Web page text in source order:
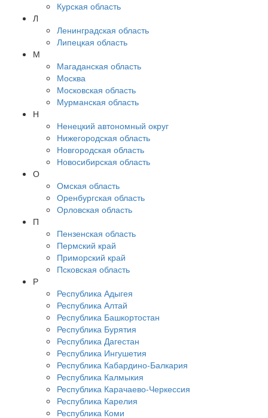
Курская область
Л
Ленинградская область
Липецкая область
М
Магаданская область
Москва
Московская область
Мурманская область
Н
Ненецкий автономный округ
Нижегородская область
Новгородская область
Новосибирская область
О
Омская область
Оренбургская область
Орловская область
П
Пензенская область
Пермский край
Приморский край
Псковская область
Р
Республика Адыгея
Республика Алтай
Республика Башкортостан
Республика Бурятия
Республика Дагестан
Республика Ингушетия
Республика Кабардино-Балкария
Республика Калмыкия
Республика Карачаево-Черкессия
Республика Карелия
Республика Коми